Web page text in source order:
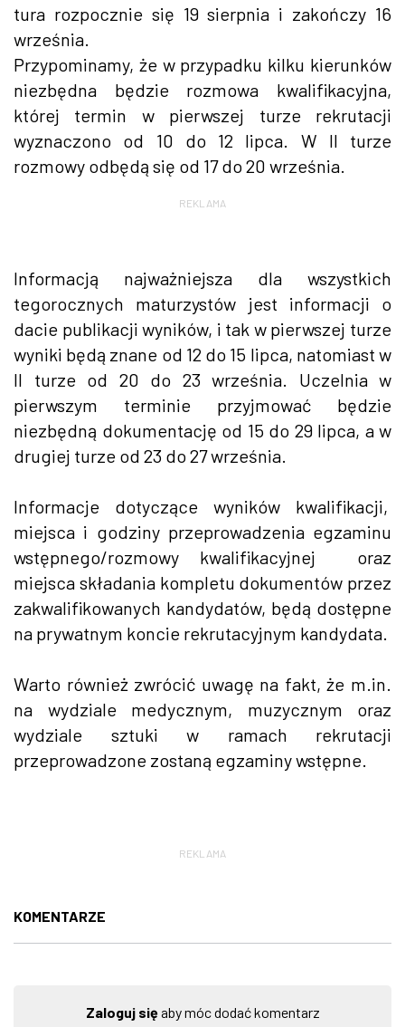
tura rozpocznie się 19 sierpnia i zakończy 16
września.
Przypominamy, że w przypadku kilku kierunków
niezbędna będzie rozmowa kwalifikacyjna,
której termin w pierwszej turze rekrutacji
wyznaczono od 10 do 12 lipca. W II turze
rozmowy odbędą się od 17 do 20 września.
REKLAMA
Informacją najważniejsza dla wszystkich
tegorocznych maturzystów jest informacji o
dacie publikacji wyników, i tak w pierwszej turze
wyniki będą znane od 12 do 15 lipca, natomiast w
II turze od 20 do 23 września. Uczelnia w
pierwszym terminie przyjmować będzie
niezbędną dokumentację od 15 do 29 lipca, a w
drugiej turze od 23 do 27 września.
Informacje dotyczące wyników kwalifikacji,
miejsca i godziny przeprowadzenia egzaminu
wstępnego/rozmowy kwalifikacyjnej oraz
miejsca składania kompletu dokumentów przez
zakwalifikowanych kandydatów, będą dostępne
na prywatnym koncie rekrutacyjnym kandydata.
Warto również zwrócić uwagę na fakt, że m.in.
na wydziale medycznym, muzycznym oraz
wydziale sztuki w ramach rekrutacji
przeprowadzone zostaną egzaminy wstępne.
REKLAMA
KOMENTARZE
Zaloguj sięaby móc dodać komentarz